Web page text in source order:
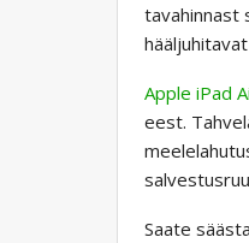
tavahinnast
Apple iPad
eest.
Saate